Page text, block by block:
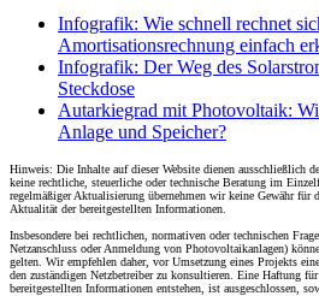
Infografik: Wie schnell rechnet
Amortisationsrechnung einfach
Infografik: Der Weg des
Steckdose
Autarkiegrad mit Photovoltaik:
Anlage und Speicher?
Hinweis: Die Inhalte auf dieser Website dienen ausschließlich
keine rechtliche, steuerliche oder technische Beratung im
regelmäßiger Aktualisierung übernehmen wir keine Gewähr
Aktualität der bereitgestellten Informationen.
Insbesondere bei rechtlichen, normativen oder technischen
Netzanschluss oder Anmeldung von Photovoltaikanlagen)
gelten. Wir empfehlen daher, vor Umsetzung eines Projekts
den zuständigen Netzbetreiber zu konsultieren. Eine Haftung
bereitgestellten Informationen entstehen, ist ausgeschlossen,